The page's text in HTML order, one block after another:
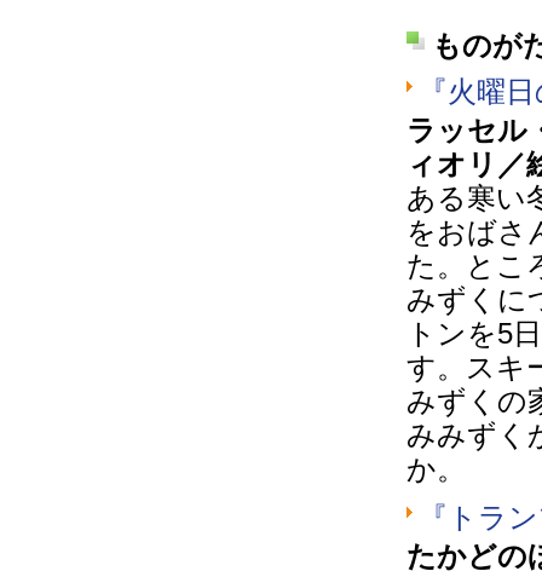
ものが
『火曜
ラッセル
ィオリ
ある寒い
をおばさ
た。とこ
みずくに
トンを5
す。スキ
みずくの
みみずく
か。
『トラ
たかど